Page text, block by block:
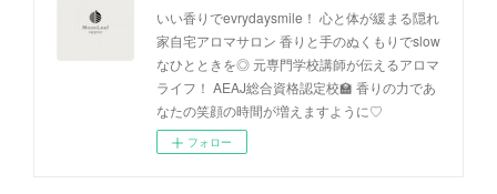
いい香りでevrydaysmile！ 心と体が緩まる隠れ
家自宅アロマサロン 香りと手のぬくもりでslow
なひとときを◎ 元専門学校講師が伝えるアロマ
ライフ！ AEAJ総合資格認定校🏫 香りの力であ
なたの笑顔の時間が増えますように♡
フォロー